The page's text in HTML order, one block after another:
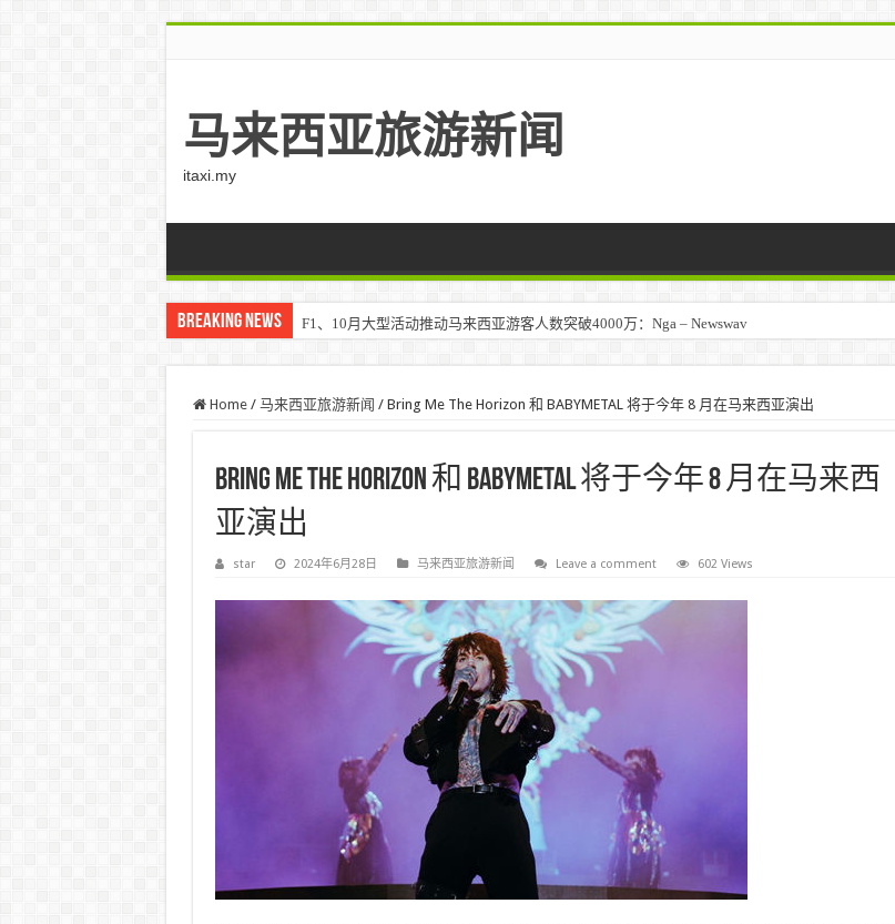
马来西亚旅游新闻
itaxi.my
Breaking News F1、10月大型活动推动马来西亚游客人数突破4000万：Nga – Newswav
Klook客路将印度和中东创作者聚集在马来西亚 – TravelBiz Monitor
Home / 马来西亚旅游新闻 / Bring Me The Horizo​​n 和 BABYMETAL 将于今年 8 月在马来西亚演出
Bring Me The Horizo​​n 和 BABYMETAL 将于今年 8 月在马来西
亚演出
star 2024年6月28日 马来西亚旅游新闻 Leave a comment 602 Views